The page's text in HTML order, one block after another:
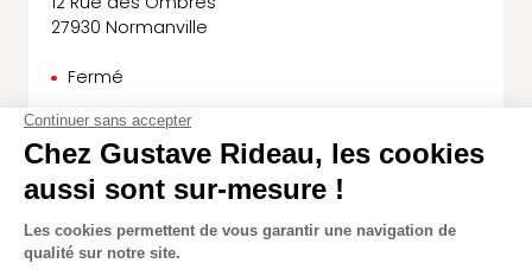
27930 Normanville
Fermé
Itinéraire En savoir plus
Le Havre
5,0